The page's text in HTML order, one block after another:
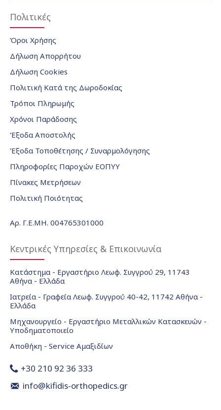
Πολιτικές
Όροι Χρήσης
Δήλωση Απορρήτου
Δήλωση Cookies
Πολιτική Κατά της Δωροδοκίας
Τρόποι Πληρωμής
Χρόνοι Παράδοσης
Έξοδα Αποστολής
Έξοδα Τοποθέτησης / Συναρμολόγησης
Πληροφορίες Παροχών ΕΟΠΥΥ
Πίνακες Μετρήσεων
Πολιτική Ποιότητας
Αρ. Γ.Ε.ΜΗ. 004765301000
Κεντρικές Υπηρεσίες & Επικοινωνία
Κατάστημα - Εργαστήριο Λεωφ. Συγγρού 29, 11743
Αθήνα - Ελλάδα
Ιατρεία - Γραφεία Λεωφ. Συγγρού 40-42, 11742 Αθήνα -
Ελλάδα
Μηχανουργείο - Εργαστήριο Μεταλλικών Κατασκευών -
Υποδηματοποιείο
Αποθήκη - Service Αμαξιδίων
+30 210 92 36 333
info@kifidis-orthopedics.gr